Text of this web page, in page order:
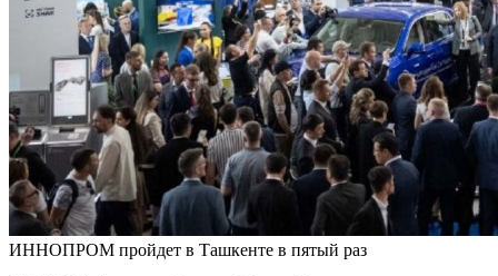
ИННОПРОМ пройдет в Ташкенте в пятый раз